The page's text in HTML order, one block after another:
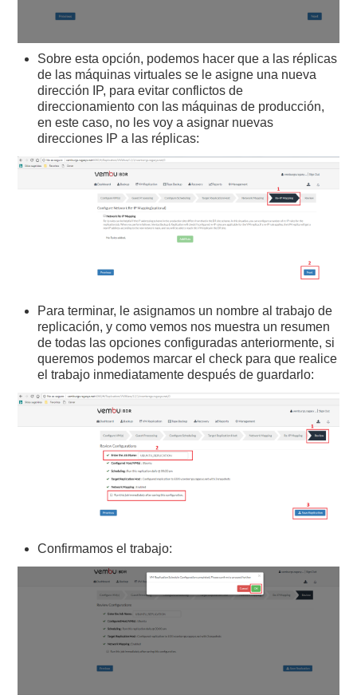
Sobre esta opción, podemos hacer que a las réplicas
de las máquinas virtuales se le asigne una nueva
dirección IP, para evitar conflictos de
direccionamiento con las máquinas de producción,
en este caso, no les voy a asignar nuevas
direcciones IP a las réplicas:
Para terminar, le asignamos un nombre al trabajo de
replicación, y como vemos nos muestra un resumen
de todas las opciones configuradas anteriormente, si
queremos podemos marcar el check para que realice
el trabajo inmediatamente después de guardarlo:
Confirmamos el trabajo: